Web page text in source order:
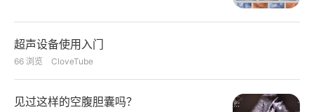
超声设备使用入门
66 浏览 CloveTube
见过这样的空腹胆囊吗？